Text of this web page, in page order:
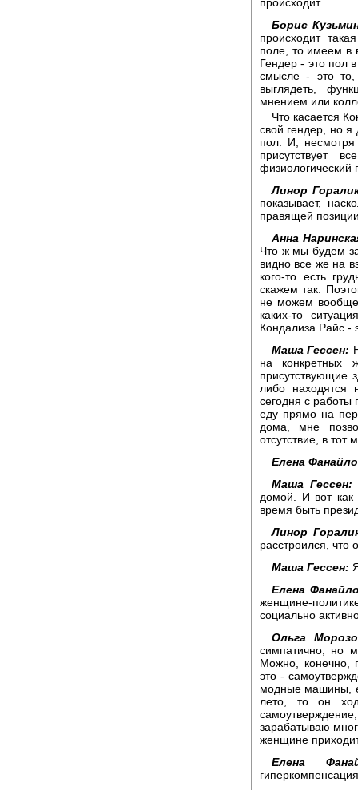
Борис
происходит
поле, то имеем в
Гендер - это пол
смысле - это
выглядеть,
мнением или
Что касается
свой гендер, но я
пол. И, несмотря
присутствует
физиологический
Линор
показывает,
правящей
Анна
Что ж мы будем
видно все же на
кого-то есть
скажем так.
не можем
каких-то
Кондализа Райс -
Маша Гессен:
на конкретных
присутствующие
либо находятся
сегодня с работы
еду прямо на
дома, мне
отсутствие, в тот
Елена
Маша Гессен:
домой. И вот
время быть
Линор
расстроился, что
Маша Гессен:
Елена
женщине-
социально
Ольга
симпатично, но
Можно, конечно,
это -
модные машины,
лето, то он
зарабатываю
женщине
Елена